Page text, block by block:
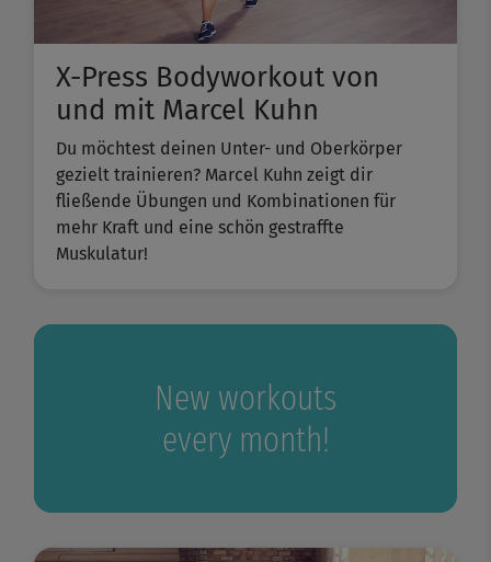
X-Press Bodyworkout von
und mit Marcel Kuhn
Du möchtest deinen Unter- und Oberkörper
gezielt trainieren? Marcel Kuhn zeigt dir
fließende Übungen und Kombinationen für
mehr Kraft und eine schön gestraffte
Muskulatur!
New workouts
every month!